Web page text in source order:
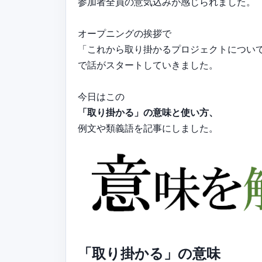
オープニングの挨拶で
「これから取り掛かるプロジェクトについ
で話がスタートしていきました。
今日はこの
「取り掛かる」の意味と使い方、
例文や類義語を記事にしました。
「取り掛かる」の意味